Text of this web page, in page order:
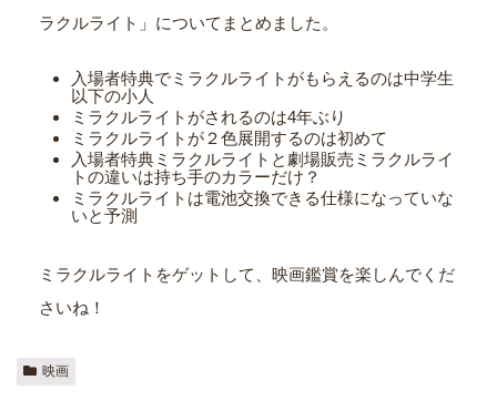
ラクルライト」についてまとめました。
入場者特典でミラクルライトがもらえるのは中学生
以下の小人
ミラクルライトがされるのは4年ぶり
ミラクルライトが２色展開するのは初めて
入場者特典ミラクルライトと劇場販売ミラクルライ
トの違いは持ち手のカラーだけ？
ミラクルライトは電池交換できる仕様になっていな
いと予測
ミラクルライトをゲットして、映画鑑賞を楽しんでくだ
さいね！
映画